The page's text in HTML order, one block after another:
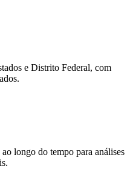
e Distrito Federal, com
longo do tempo para análises